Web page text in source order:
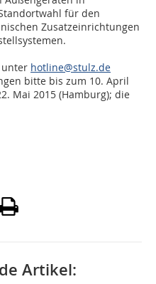
für den
Zusatzeinrichtungen
unter hotline@stulz.de
bitte bis zum 10. April
Mai 2015 (Hamburg); die
Artikel: